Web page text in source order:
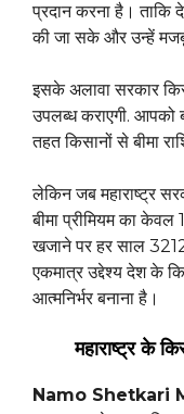
प्रदान करना है। ताकि
की जा सके और उन्हें
इसके अलावा सरकार
उपलब्ध कराएगी. आपको
तहत किसानों से बीमा
लेकिन जब महाराष्ट्र
बीमा प्रीमियम का
खजाने पर हर साल
एकमात्र उद्देश्य देश के
आत्मनिर्भर बनाना है।
महाराष्ट्र के
Namo Shetkari